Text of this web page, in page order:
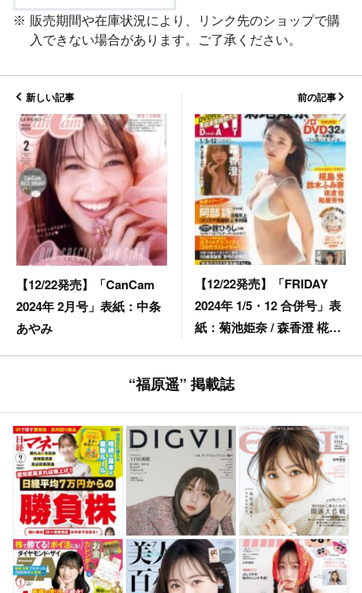
販売期間や在庫状況により、リンク先のショップで購
入できない場合があります。ご了承ください。
新しい記事
【12/22発売】「CanCam
2024年 2月号」表紙：中条
あやみ
前の記事
【12/22発売】「FRIDAY
2024年 1/5・12 合併号」表
紙：菊池姫奈 / 森香澄 椛島
“福原遥” 掲載誌